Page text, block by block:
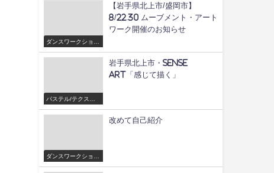
ダンスワークショッ
プ/舞
【岩手県北上市/盛岡市】
8/22.30 ムーブメント・アート
ワーク開催のお知らせ
パステル/テクスチ
ャーアートワークシ
岩手県北上市・Sense
Art「感じて描く」
ダンスワークショッ
プ/舞
改めて自己紹介